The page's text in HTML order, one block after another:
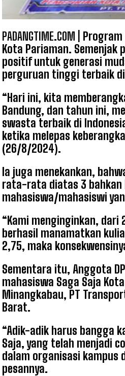
PADANGTIME.COM |
Kota Pariaman. Semenjak
positif untuk generasi
perguruan tinggi terbaik
“Hari ini, kita
Bandung, dan tahun ini,
swasta terbaik di
ketika melepas
(26/8/2024).
Ia juga menekankan,
rata-rata diatas 3 bahkan
mahasiswa/mahasiswi
“Kami menginginkan,
berhasil manamatkan
2,75, maka
Sementara itu, Anggota
mahasiswa Saga Saja
Minangkabau, PT
Barat.
“Adik-adik harus bangga
Saja, yang telah menjadi
dalam organisasi kampus
pesannya.